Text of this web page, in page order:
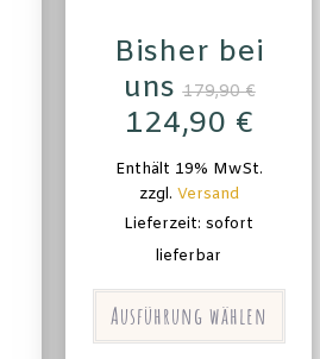
Bisher bei
uns 179,90€
124,90 €
Enthält 19% MwSt.
zzgl. Versand
Lieferzeit: sofort
lieferbar
Ausführung wählen